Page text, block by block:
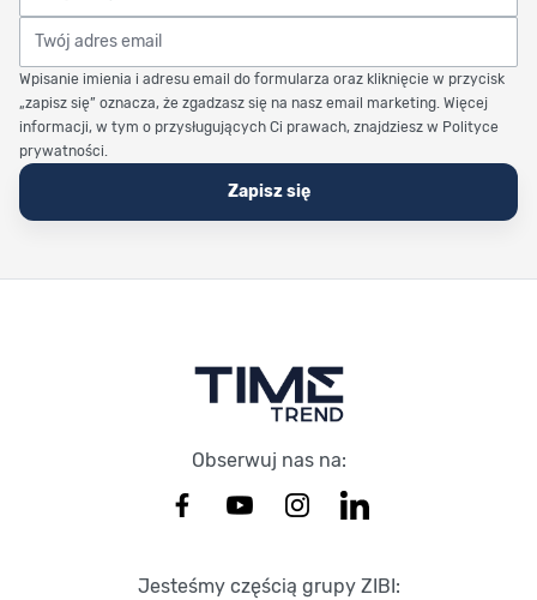
Twój adres email
Wpisanie imienia i adresu email do formularza oraz kliknięcie w przycisk
„zapisz się” oznacza, że zgadzasz się na nasz email marketing. Więcej
informacji, w tym o przysługujących Ci prawach, znajdziesz w Polityce
prywatności.
Zapisz się
Obserwuj nas na:
Jesteśmy częścią grupy ZIBI: